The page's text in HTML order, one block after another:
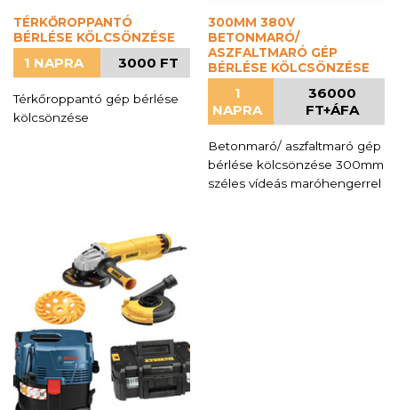
TÉRKŐROPPANTÓ
BÉRLÉSE KÖLCSÖNZÉSE
1 NAPRA 3000 FT
Térkőroppantó gép bérlése
kölcsönzése
300MM 380V
BETONMARÓ/
ASZFALTMARÓ GÉP
BÉRLÉSE KÖLCSÖNZÉSE
1
NAPRA
36000
FT+ÁFA
Betonmaró/ aszfaltmaró gép
bérlése kölcsönzése 300mm
széles vídeás maróhengerrel